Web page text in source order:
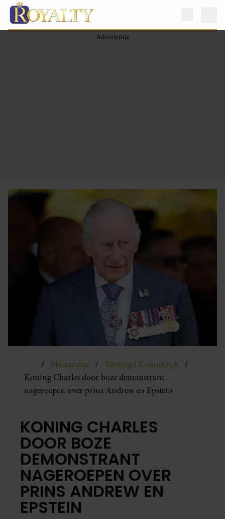
Monarchie
Verenigd Koninkrijk
Koning Charles door boze demonstrant
nageroepen over prins Andrew en Epstein
KONING CHARLES
DOOR BOZE
DEMONSTRANT
NAGEROEPEN OVER
PRINS ANDREW EN
EPSTEIN